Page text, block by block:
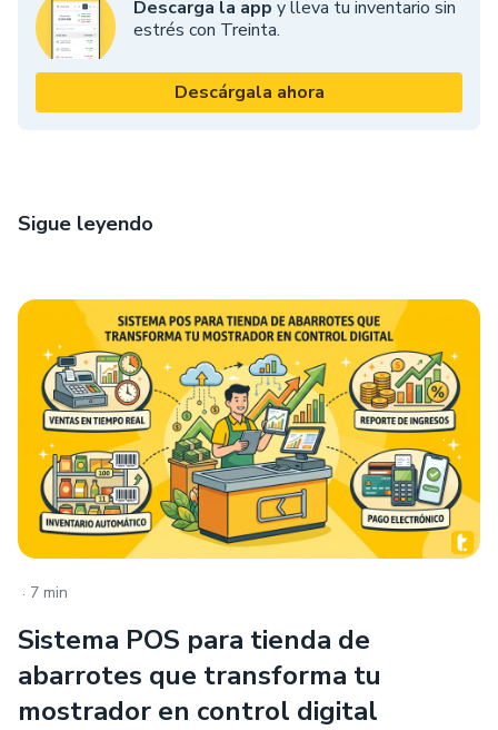
Descarga la app y lleva tu inventario sin
estrés con Treinta.
Descárgala ahora
Sigue leyendo
. 7 min
Sistema POS para tienda de
abarrotes que transforma tu
mostrador en control digital